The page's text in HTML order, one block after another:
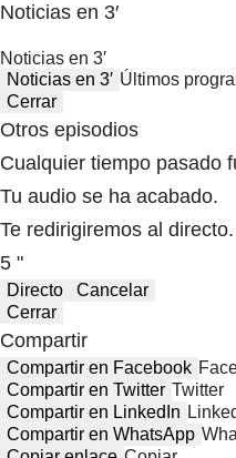
Noticias en 3′
Noticias en 3′
Noticias en 3′ Últimos
Cerrar
Otros episodios
Cualquier tiempo pasado
Tu audio se ha acabado.
Te redirigiremos al directo.
5 "
Directo
Cancelar
Cerrar
Compartir
Compartir en Facebook
Compartir en Twitter Twitter
Compartir en LinkedIn
Compartir en WhatsApp